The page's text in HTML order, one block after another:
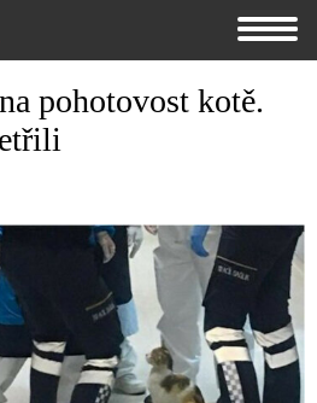
pohotovost kotě.